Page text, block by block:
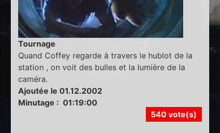
Tournage
Quand Coffey regarde à travers le hublot de la
station , on voit des bulles et la lumière de la
caméra.
Ajoutée le 01.12.2002
Minutage : 01:19:00
540 vote(s)